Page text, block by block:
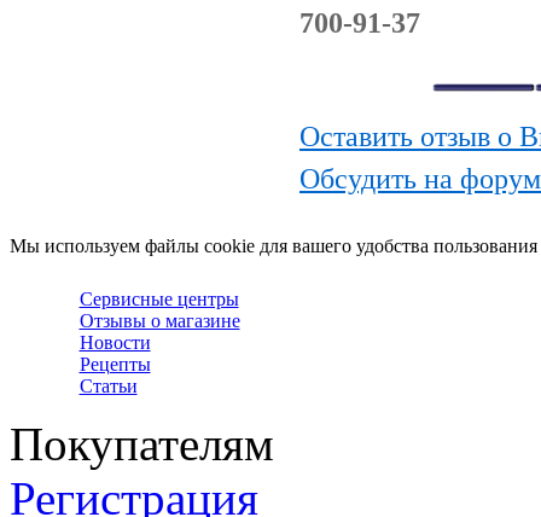
700-91-37
Оставить отзыв о
Обсудить на
Мы используем файлы cookie для вашего удобства
Сервисные центры
Отзывы о магазине
Новости
Рецепты
Статьи
Покупателям
Регистрация